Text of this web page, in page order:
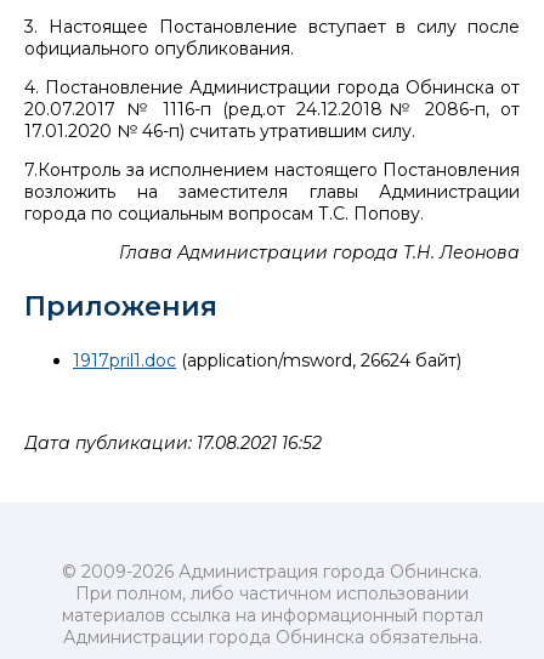
3. Настоящее Постановление вступает в силу после
официального опубликования.
4. Постановление Администрации города Обнинска от
20.07.2017 № 1116-п (ред.от 24.12.2018№ 2086-п, от
17.01.2020 № 46-п) считать утратившим силу.
7.Контроль за исполнением настоящего Постановления
возложить на заместителя главы Администрации
города по социальным вопросам Т.С. Попову.
Глава Администрации города Т.Н. Леонова
Приложения
1917pril1.doc (application/msword, 26624 байт)
Дата публикации: 17.08.2021 16:52
© 2009-2026 Администрация города Обнинска.
При полном, либо частичном использовании
материалов ссылка на информационный портал
Администрации города Обнинска обязательна.